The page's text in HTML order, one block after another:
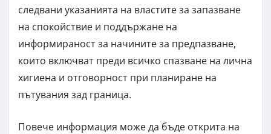
следвани указанията на властите за запазване
на спокойствие и поддържане на
информираност за начините за предпазване,
които включват преди всичко спазване на лична
хигиена и отговорност при планиране на
пътувания зад граница.
Повече информация може да бъде открита на